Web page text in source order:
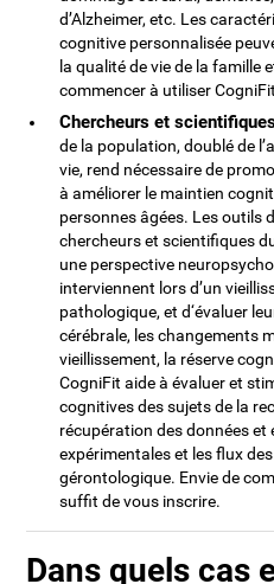
d’Alzheimer, etc. Les
cognitive personnalisée
la qualité de vie de la famille
commencer à utiliser
Chercheurs et
de la population, doublé de
vie, rend nécessaire de
à améliorer le maintien
personnes âgées. Les outils
chercheurs et scientifiques
une perspective
interviennent lors d’un
pathologique, et d‘évaluer
cérébrale, les changements
vieillissement, la réserve
CogniFit aide à évaluer et
cognitives des sujets de la
récupération des données
expérimentales et les flux
gérontologique. Envie de
suffit de vous inscrire.
Dans quels cas